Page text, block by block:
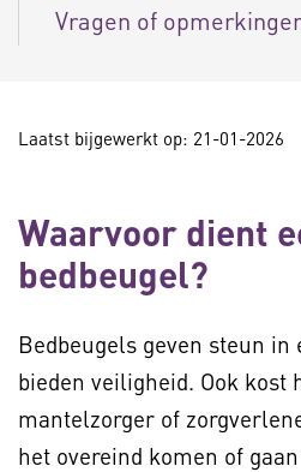
Vragen of
Laatst bijgewerkt op: 21-01-2026
Waarvoor dient
bedbeugel?
Bedbeugels geven steun in
bieden veiligheid. Ook kost
mantelzorger of
het overeind komen of